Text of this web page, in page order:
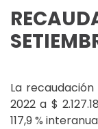
La
2022 a $
117,9 %